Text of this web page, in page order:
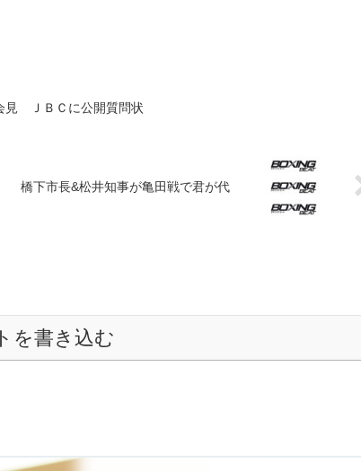
見 ＪＢＣに公開質問状
橋下市長&松井知事が亀田戦で君が代
を書き込む